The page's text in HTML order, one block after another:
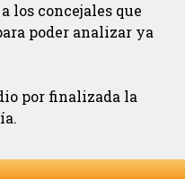
los concejales que
poder analizar ya
por finalizada la